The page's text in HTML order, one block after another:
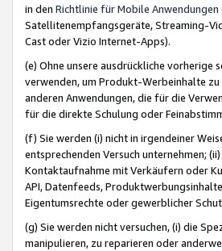
in den Richtlinie für Mobile Anwendungen
Satellitenempfangsgeräte, Streaming-
Cast oder Vizio Internet-Apps).
(e) Ohne unsere ausdrückliche vorherige
verwenden, um Produkt-Werbeinhalte
anderen Anwendungen, die für die
für die direkte Schulung oder
(f) Sie werden (i) nicht in irgendeiner
entsprechenden Versuch unternehmen;
Kontaktaufnahme mit Verkäufern oder
API, Datenfeeds,
Eigentumsrechte oder gewerblicher
(g) Sie werden nicht versuchen, (i) die
manipulieren, zu reparieren oder